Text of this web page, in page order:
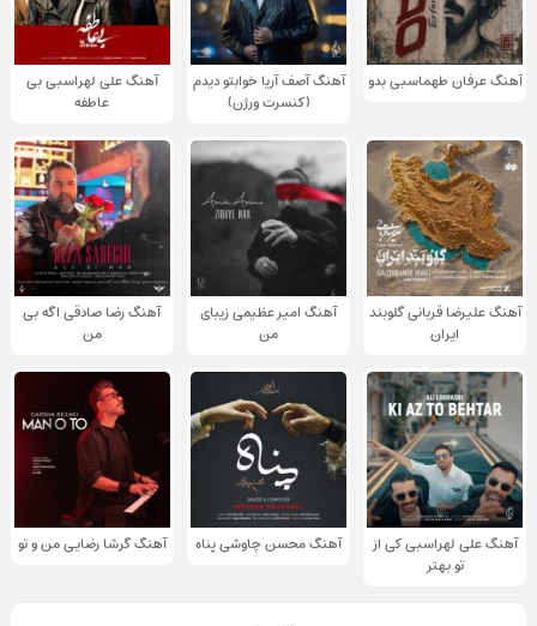
آهنگ عرفان طهماسبی بدو
آهنگ آصف آریا خوابتو دیدم
(کنسرت ورژن)
آهنگ علی لهراسبی بی
عاطفه
آهنگ علیرضا قربانی گلوبند
ایران
آهنگ امیر عظیمی زیبای
من
آهنگ رضا صادقی اگه بی
من
آهنگ علی لهراسبی کی از
تو ‌بهتر
آهنگ محسن چاوشی پناه آهنگ گرشا رضایی من و تو